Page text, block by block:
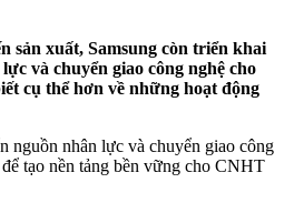
sản xuất, Samsung còn triển khai
và chuyển giao công nghệ cho
cụ thể hơn về những hoạt động
nguồn nhân lực và chuyển giao công
tạo nền tảng bền vững cho CNHT